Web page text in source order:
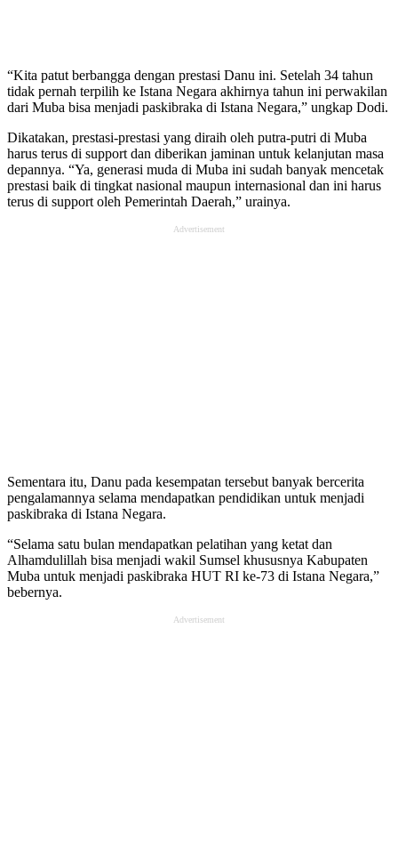
“Kita patut berbangga dengan prestasi Danu ini. Setelah 34 tahun
tidak pernah terpilih ke Istana Negara akhirnya tahun ini perwakilan
dari Muba bisa menjadi paskibraka di Istana Negara,” ungkap Dodi.
Dikatakan, prestasi-prestasi yang diraih oleh putra-putri di Muba
harus terus di support dan diberikan jaminan untuk kelanjutan masa
depannya. “Ya, generasi muda di Muba ini sudah banyak mencetak
prestasi baik di tingkat nasional maupun internasional dan ini harus
terus di support oleh Pemerintah Daerah,” urainya.
Advertisement
Sementara itu, Danu pada kesempatan tersebut banyak bercerita
pengalamannya selama mendapatkan pendidikan untuk menjadi
paskibraka di Istana Negara.
“Selama satu bulan mendapatkan pelatihan yang ketat dan
Alhamdulillah bisa menjadi wakil Sumsel khususnya Kabupaten
Muba untuk menjadi paskibraka HUT RI ke-73 di Istana Negara,”
bebernya.
Advertisement